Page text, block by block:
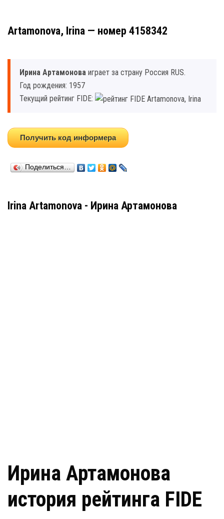
Artamonova, Irina — номер 4158342
Ирина Артамонова играет за страну Россия RUS.
Год рождения: 1957
Текущий рейтинг FIDE:
Получить код информера
Поделиться…
Irina Artamonova - Ирина Артамонова
Ирина Артамонова
история рейтинга FIDE